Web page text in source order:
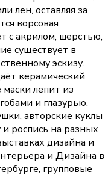
лен, оставляя за
ворсовая
с акрилом, шерстью,
существует в
эскизу.
керамический
лепит из
и глазурью.
авторские куклы
роспись на разных
дизайна и
и Дизайна в
групповые